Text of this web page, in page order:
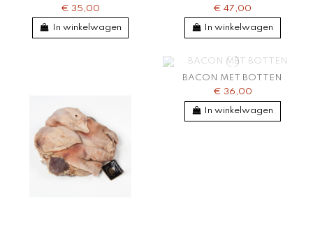
€ 35,00
In winkelwagen
€ 47,00
In winkelwagen
BACON MET BOTTEN
€ 36,00
In winkelwagen